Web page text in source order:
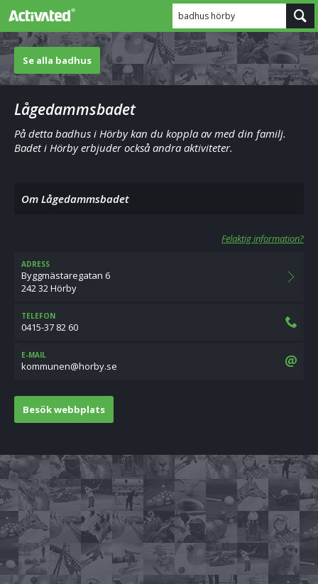
badhus hörby
Se alla badhus
Lågedammsbadet
På detta badhus i Hörby kan du koppla av med din familj.
Badet i Hörby erbjuder också andra aktiviteter.
Om Lågedammsbadet
Felaktig information?
ADRESS
Byggmästaregatan 6
242 32 Hörby
TELEFON
0415-37 82 60
E-MAIL
es.ybroh@nenummok
Besök webbplats